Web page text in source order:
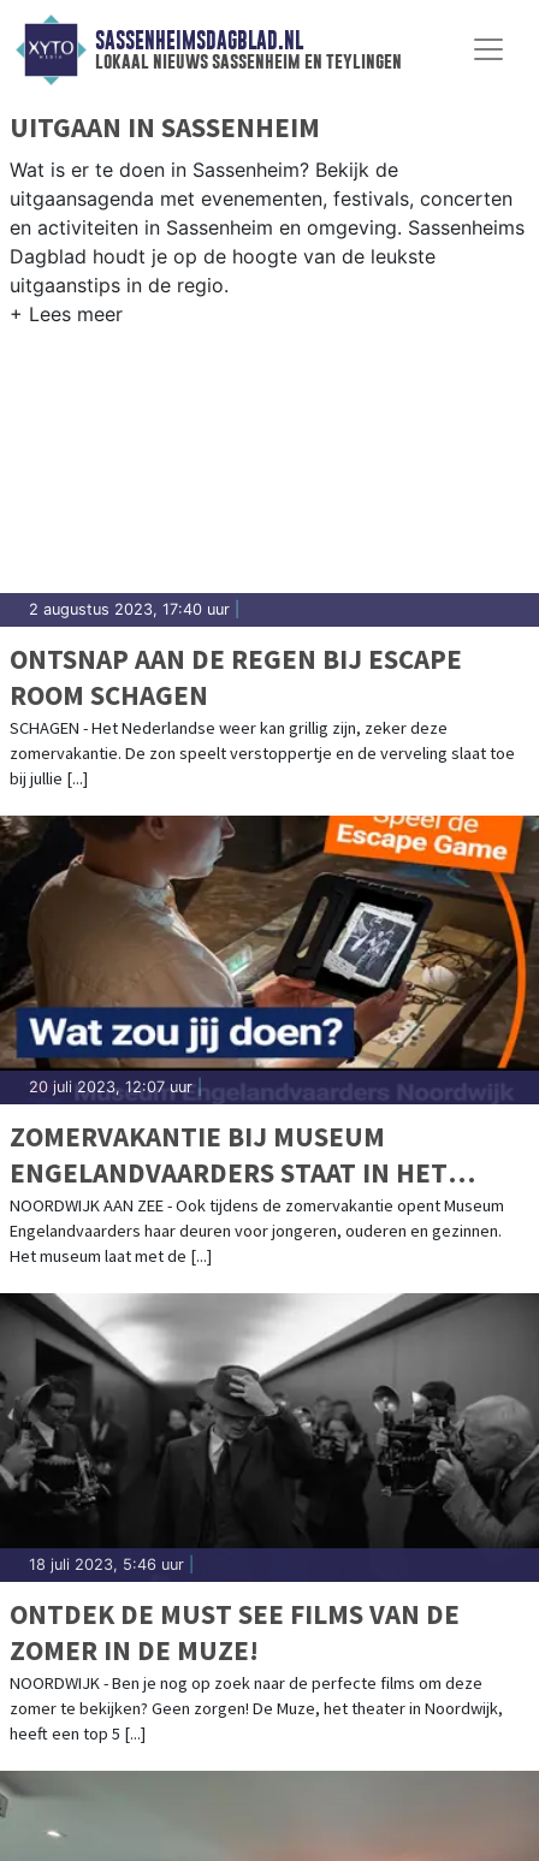
SASSENHEIMSDAGBLAD.NL
lokaal nieuws sassenheim en teylingen
UITGAAN IN SASSENHEIM
Wat is er te doen in Sassenheim? Bekijk de
uitgaansagenda met evenementen, festivals, concerten
en activiteiten in Sassenheim en omgeving. Sassenheims
Dagblad houdt je op de hoogte van de leukste
uitgaanstips in de regio.
2 augustus 2023, 17:40 uur
ONTSNAP AAN DE REGEN BIJ ESCAPE
ROOM SCHAGEN
SCHAGEN - Het Nederlandse weer kan grillig zijn, zeker deze
zomervakantie. De zon speelt verstoppertje en de verveling slaat toe
bij jullie [...]
20 juli 2023, 12:07 uur|
ZOMERVAKANTIE BIJ MUSEUM
ENGELANDVAARDERS STAAT IN HET
TEKEN VAN DE VRAAG: ‘WAT ZOU JIJ
DOEN?’
NOORDWIJK AAN ZEE - Ook tijdens de zomervakantie opent Museum
Engelandvaarders haar deuren voor jongeren, ouderen en gezinnen.
Het museum laat met de [...]
18 juli 2023, 5:46 uur
ONTDEK DE MUST SEE FILMS VAN DE
ZOMER IN DE MUZE!
NOORDWIJK - Ben je nog op zoek naar de perfecte films om deze
zomer te bekijken? Geen zorgen! De Muze, het theater in Noordwijk,
heeft een top 5 [...]